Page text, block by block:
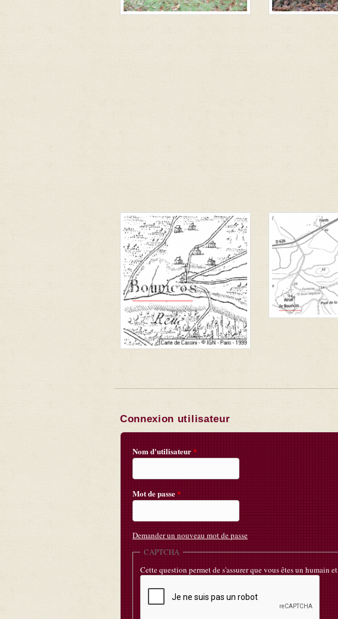
Connexion utilisateur
Nom d'utilisateur*
Mot de passe*
Demander un nouveau mot de passe
CAPTCHA
Cette question permet de s'assurer que vous êtes un humain